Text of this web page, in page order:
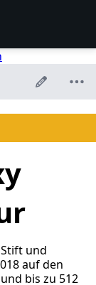
und
auf den
bis zu 512